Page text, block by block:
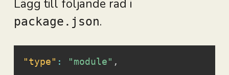
Lägg till följande rad i
package.json.
"type" : "module" ,